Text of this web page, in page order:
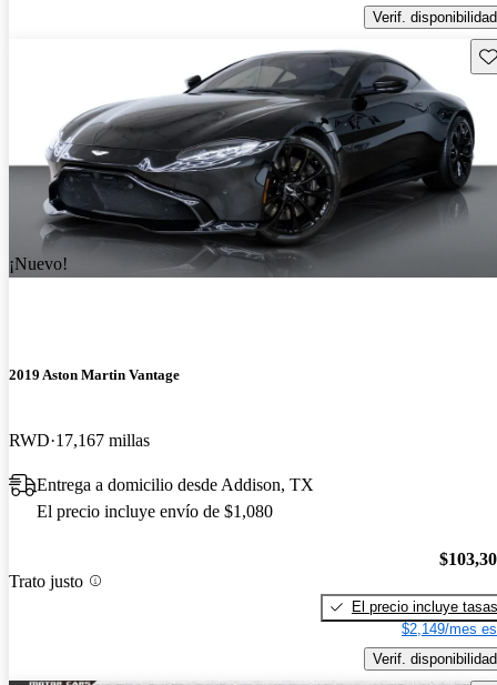
Verif. disponibilidad
¡Nuevo!
2019 Aston Martin Vantage
RWD 17,167 millas
Entrega a domicilio desde Addison, TX
El precio incluye envío de $1,080
Trato justo
El precio incluye tasas
$2,149/mes
Verif. disponibilidad